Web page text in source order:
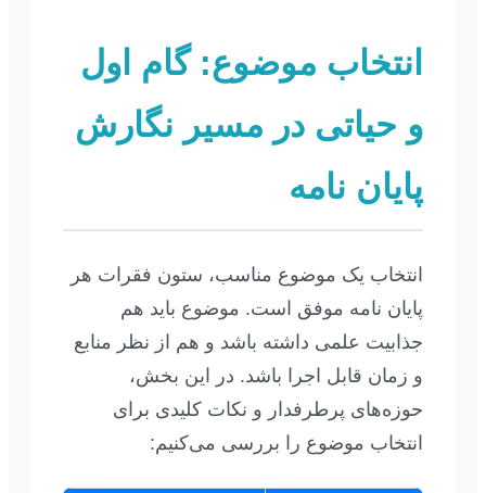
انتخاب موضوع: گام اول
و حیاتی در مسیر نگارش
پایان نامه
انتخاب یک موضوع مناسب، ستون فقرات هر
پایان نامه موفق است. موضوع باید هم
جذابیت علمی داشته باشد و هم از نظر منابع
و زمان قابل اجرا باشد. در این بخش،
حوزه‌های پرطرفدار و نکات کلیدی برای
انتخاب موضوع را بررسی می‌کنیم: